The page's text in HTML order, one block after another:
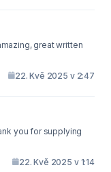
great written
22. Kvě 2025 v 2:47
you for supplying
22. Kvě 2025 v 1:14